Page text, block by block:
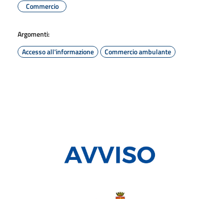
Commercio
Argomenti:
Accesso all'informazione
Commercio ambulante